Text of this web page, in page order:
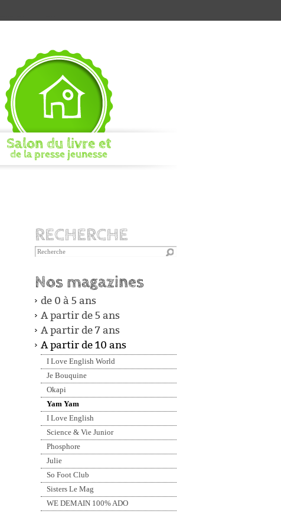
Salon du livre et
de la presse jeunesse
RECHERCHE
NAVIGATION
Nos magazines
de 0 à 5 ans
A partir de 5 ans
A partir de 7 ans
A partir de 10 ans
I Love English World
Je Bouquine
Okapi
Yam Yam
I Love English
Science & Vie Junior
Phosphore
Julie
So Foot Club
Sisters Le Mag
WE DEMAIN 100% ADO